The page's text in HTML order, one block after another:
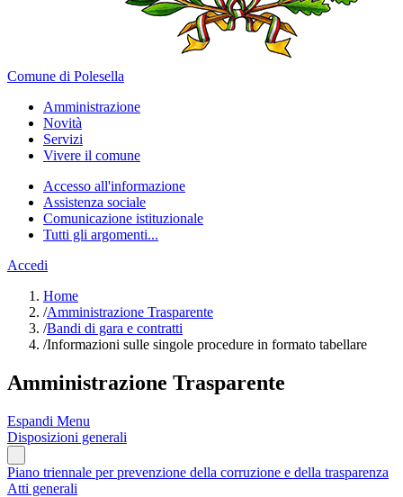
Comune di Polesella
Amministrazione
Novità
Servizi
Vivere il comune
Accesso all'informazione
Assistenza sociale
Comunicazione istituzionale
Tutti gli argomenti...
Accedi
Home
/Amministrazione Trasparente
/Bandi di gara e contratti
/Informazioni sulle singole procedure in formato tabellare
Amministrazione Trasparente
Espandi Menu
Disposizioni generali
Piano triennale per prevenzione della corruzione e della trasparenza
Atti generali